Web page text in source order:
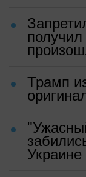
Трамп
Украине